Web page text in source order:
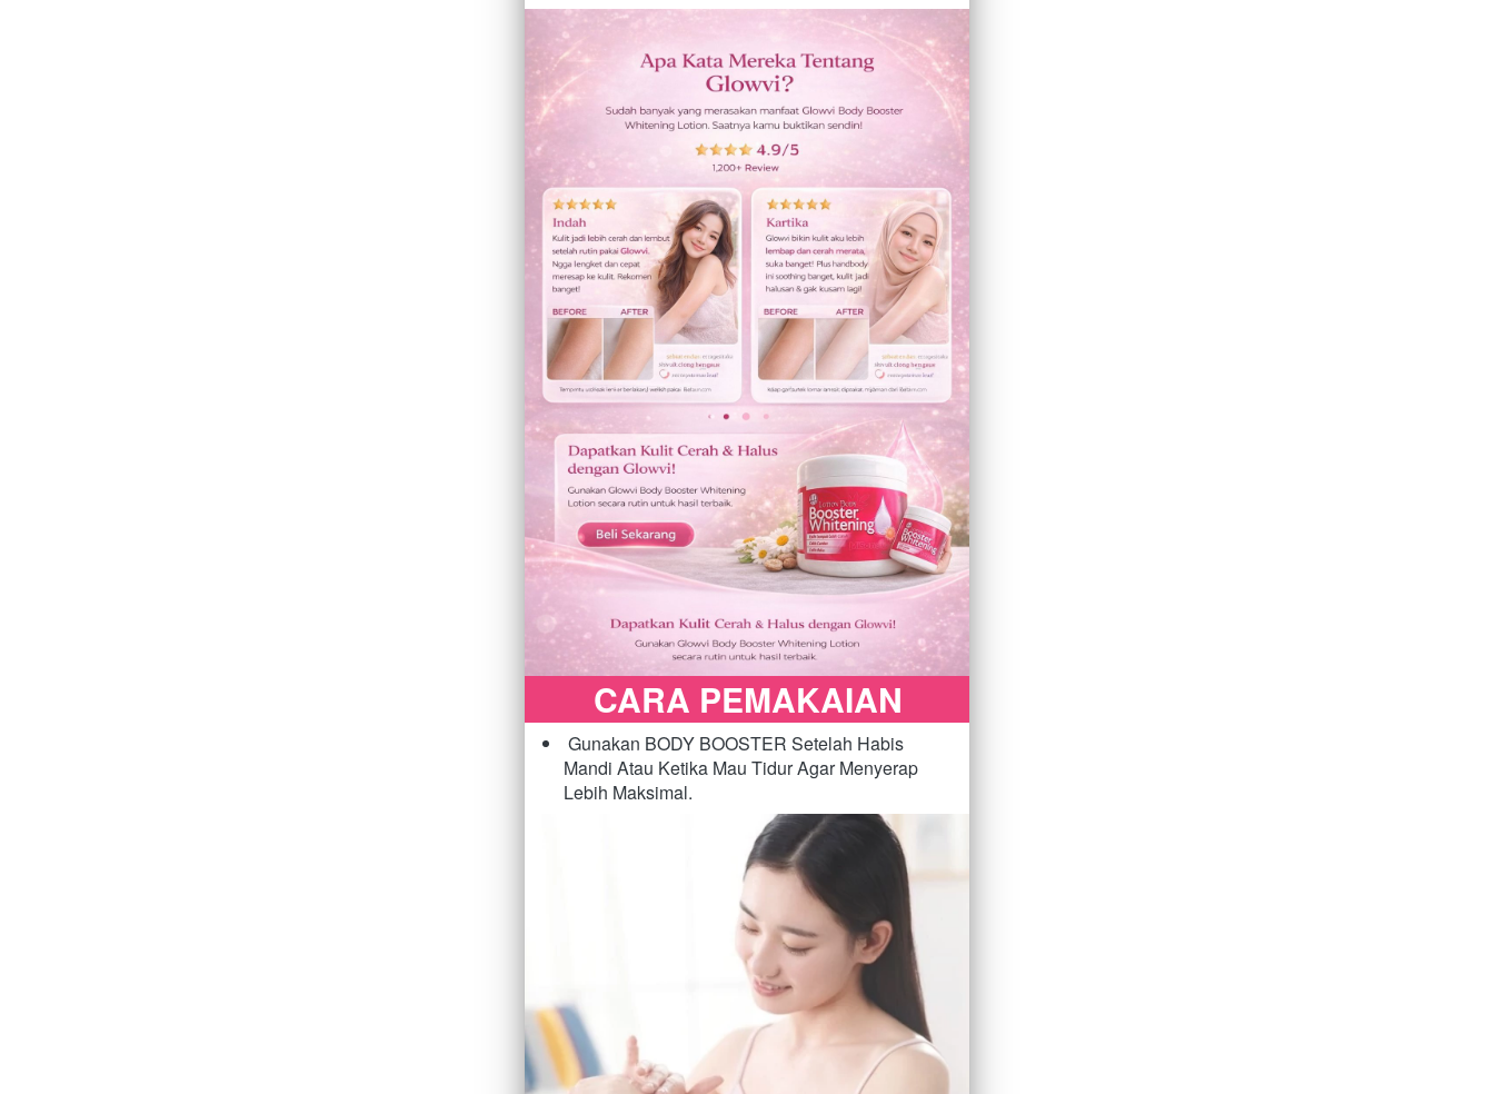
CARA PEMAKAIAN
Gunakan BODY BOOSTER Setelah Habis
Mandi Atau Ketika Mau Tidur Agar Menyerap
Lebih Maksimal.